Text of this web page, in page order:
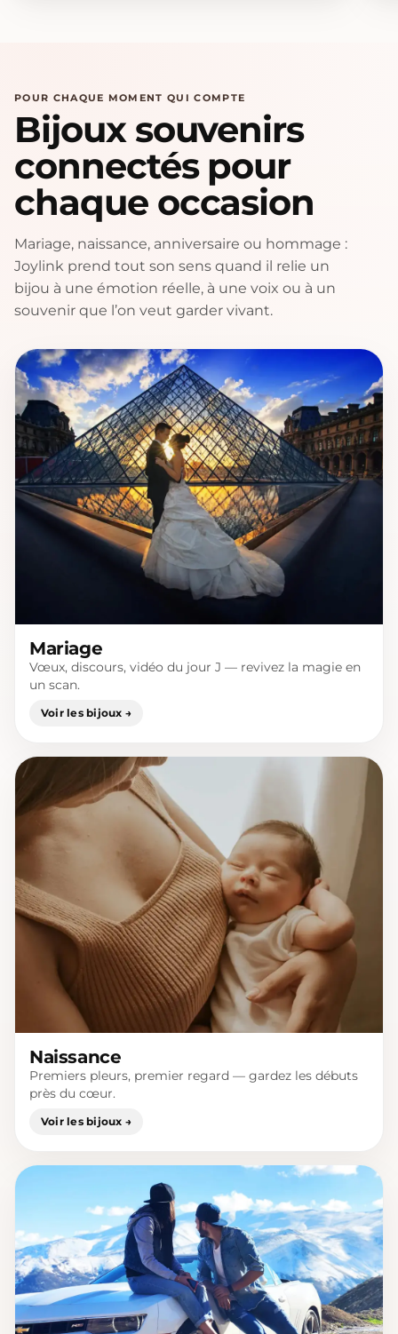
POUR CHAQUE MOMENT QUI COMPTE
Bijoux souvenirs
connectés pour
chaque occasion
Mariage, naissance, anniversaire ou hommage :
Joylink prend tout son sens quand il relie un
bijou à une émotion réelle, à une voix ou à un
souvenir que l’on veut garder vivant.
Mariage
Vœux, discours, vidéo du jour J — revivez la magie en
un scan.
Voir les bijoux →
Naissance
Premiers pleurs, premier regard — gardez les débuts
près du cœur.
Voir les bijoux →